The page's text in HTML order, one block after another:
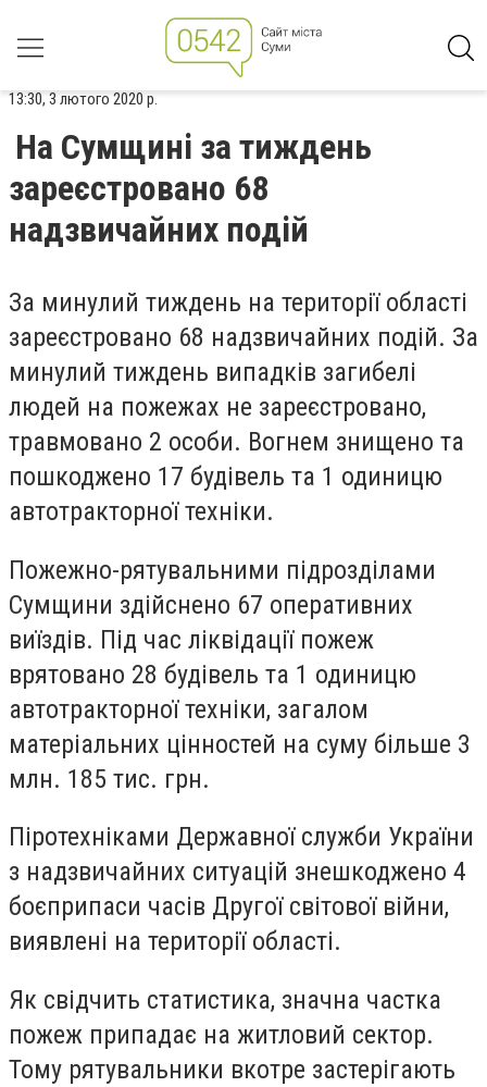
13:30, 3 лютого 2020 р.
На Сумщині за тиждень
зареєстровано 68
надзвичайних подій
За минулий тиждень на території області
зареєстровано 68 надзвичайних подій. За
минулий тиждень випадків загибелі
людей на пожежах не зареєстровано,
травмовано 2 особи. Вогнем знищено та
пошкоджено 17 будівель та 1 одиницю
автотракторної техніки.
Пожежно-рятувальними підрозділами
Сумщини здійснено 67 оперативних
виїздів. Під час ліквідації пожеж
врятовано 28 будівель та 1 одиницю
автотракторної техніки, загалом
матеріальних цінностей на суму більше 3
млн. 185 тис. грн.
Піротехніками Державної служби України
з надзвичайних ситуацій знешкоджено 4
боєприпаси часів Другої світової війни,
виявлені на території області.
Як свідчить статистика, значна частка
пожеж припадає на житловий сектор.
Тому рятувальники вкотре застерігають